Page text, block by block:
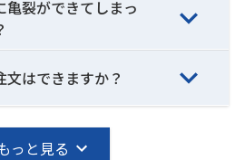
亀裂ができてしまっ
はできますか？
っと見る